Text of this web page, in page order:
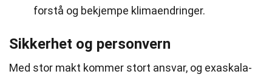
forstå og bekjempe klimaendringer.
Sikkerhet og personvern
Med stor makt kommer stort ansvar, og exaskala-